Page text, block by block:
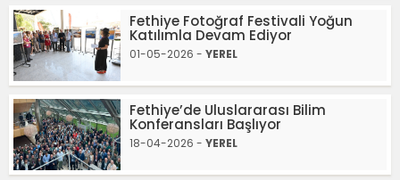
Fethiye Fotoğraf Festivali Yoğun
Katılımla Devam Ediyor
01-05-2026 - YEREL
Fethiye’de Uluslararası Bilim
Konferansları Başlıyor
18-04-2026 - YEREL